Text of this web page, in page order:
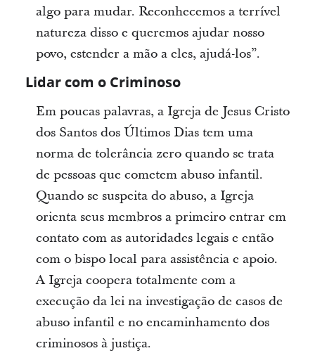
algo para mudar. Reconhecemos a terrível
natureza disso e queremos ajudar nosso
povo, estender a mão a eles, ajudá-los”.
Lidar com o Criminoso
Em poucas palavras, a Igreja de Jesus Cristo
dos Santos dos Últimos Dias tem uma
norma de tolerância zero quando se trata
de pessoas que cometem abuso infantil.
Quando se suspeita do abuso, a Igreja
orienta seus membros a primeiro entrar em
contato com as autoridades legais e então
com o bispo local para assistência e apoio.
A Igreja coopera totalmente com a
execução da lei na investigação de casos de
abuso infantil e no encaminhamento dos
criminosos à justiça.